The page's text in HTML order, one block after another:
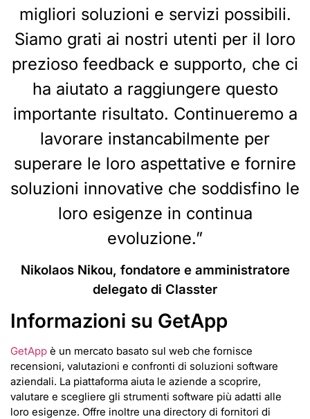
migliori soluzioni e servizi possibili.
Siamo grati ai nostri utenti per il loro
prezioso feedback e supporto, che ci
ha aiutato a raggiungere questo
importante risultato. Continueremo a
lavorare instancabilmente per
superare le loro aspettative e fornire
soluzioni innovative che soddisfino le
loro esigenze in continua
evoluzione.”
Nikolaos Nikou, fondatore e amministratore
delegato di Classter
Informazioni su GetApp
GetApp è un mercato basato sul web che fornisce
recensioni, valutazioni e confronti di soluzioni software
aziendali. La piattaforma aiuta le aziende a scoprire,
valutare e scegliere gli strumenti software più adatti alle
loro esigenze. Offre inoltre una directory di fornitori di